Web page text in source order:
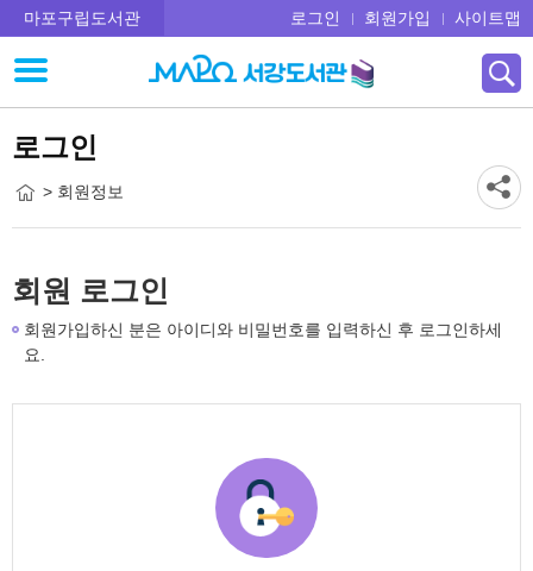
마포구립도서관 로그인 회원가입 사이트맵
로그인
> 회원정보
회원 로그인
회원가입하신 분은 아이디와 비밀번호를 입력하신 후 로그인하세
요.